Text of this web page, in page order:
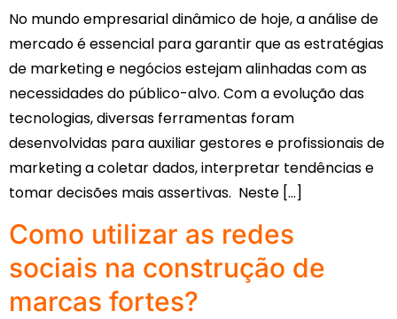
No mundo empresarial dinâmico de hoje, a análise de
mercado é essencial para garantir que as estratégias
de marketing e negócios estejam alinhadas com as
necessidades do público-alvo. Com a evolução das
tecnologias, diversas ferramentas foram
desenvolvidas para auxiliar gestores e profissionais de
marketing a coletar dados, interpretar tendências e
tomar decisões mais assertivas. Neste […]
Como utilizar as redes
sociais na construção de
marcas fortes?